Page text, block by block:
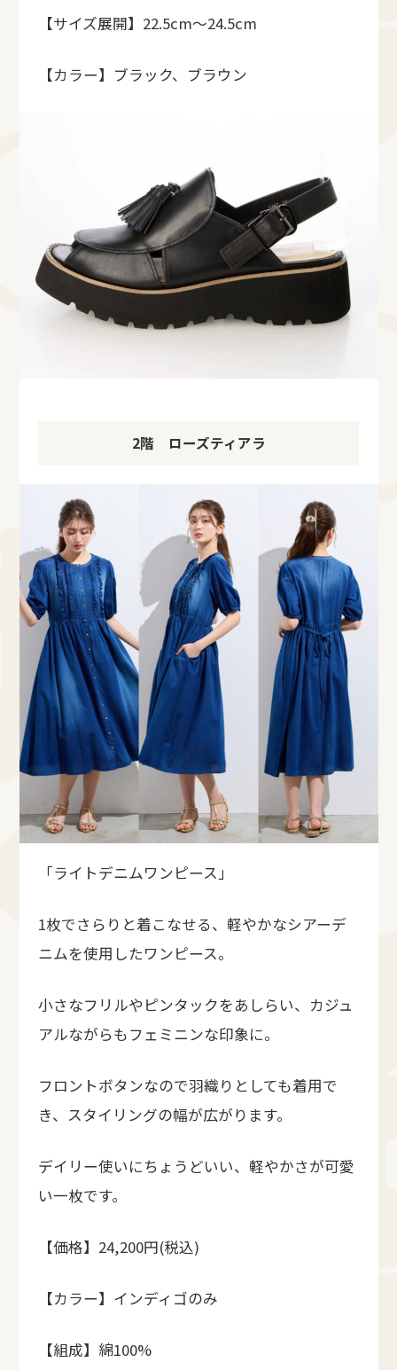
【サイズ展開】22.5cm～24.5cm
【カラー】ブラック、ブラウン
2階 ローズティアラ
「ライトデニムワンピース」
1枚でさらりと着こなせる、軽やかなシアーデ
ニムを使用したワンピース。
小さなフリルやピンタックをあしらい、カジュ
アルながらもフェミニンな印象に。
フロントボタンなので羽織りとしても着用で
き、スタイリングの幅が広がります。
デイリー使いにちょうどいい、軽やかさが可愛
い一枚です。
【価格】24,200円(税込)
【カラー】インディゴのみ
【組成】綿100%